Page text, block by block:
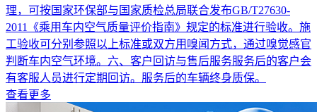
理，可按国家环保部与国家质检总局联合发布GB/T27630-
2011《乘用车内空气质量评价指南》规定的标准进行验收。施
工验收可分别参照以上标准或双方用嗅闻方式，通过嗅觉感官
判断车内空气环境。六、客户回访与售后服务服务后的客户会
有客服人员进行定期回访。服务后的车辆终身质保。
查看更多